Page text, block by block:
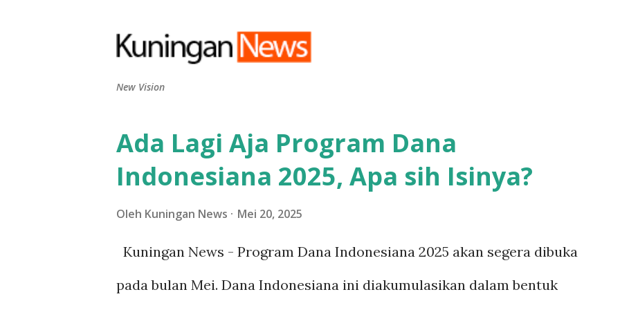
New Vision
Ada Lagi Aja Program Dana
Indonesiana 2025, Apa sih Isinya?
Oleh Kuningan News Mei 20, 2025
Kuningan News - Program Dana Indonesiana 2025 akan segera dibuka
pada bulan Mei. Dana Indonesiana ini diakumulasikan dalam bentuk